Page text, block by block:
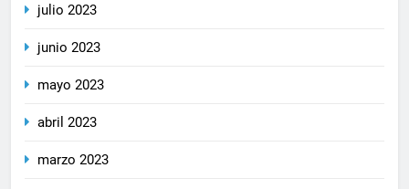
julio 2023
junio 2023
mayo 2023
abril 2023
marzo 2023